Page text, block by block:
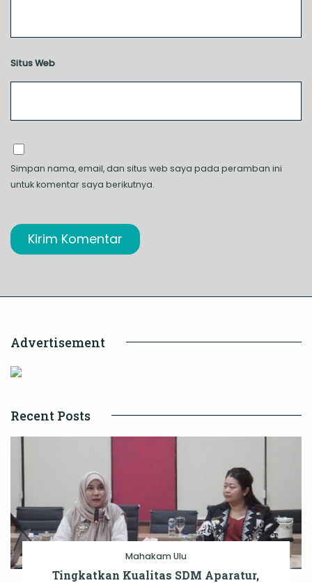
Situs Web
Simpan nama, email, dan situs web saya pada peramban ini
untuk komentar saya berikutnya.
Advertisement
Recent Posts
Mahakam Ulu
Tingkatkan Kualitas SDM Aparatur,